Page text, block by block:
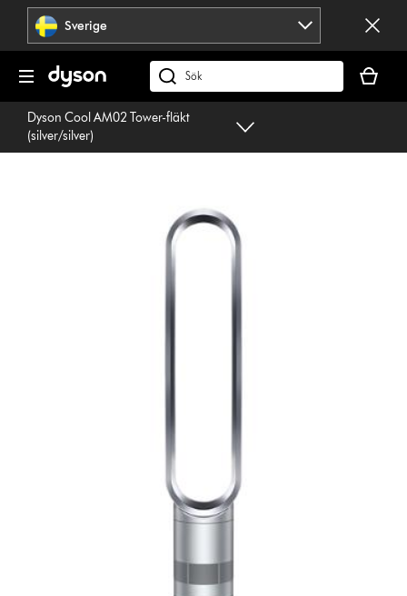
Hoppa
navigering
Sverige
Sök
på
dyson.se
är
tom
Dyson Cool AM02 Tower-fläkt
(silver/silver)